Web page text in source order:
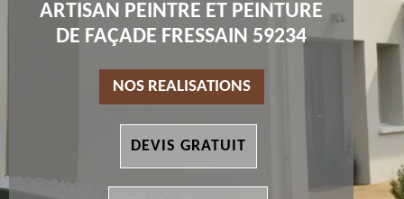
ARTISAN PEINTRE ET PEINTURE
DE FAÇADE FRESSAIN 59234
NOS REALISATIONS
DEVIS GRATUIT